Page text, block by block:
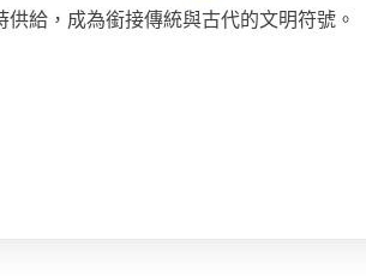
給，成為銜接傳統與古代的文明符號。